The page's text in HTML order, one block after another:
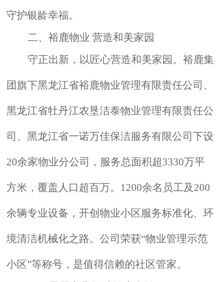
守护银龄幸福。
二、裕鹿物业 营造和美家园
守正出新，以匠心营造和美家园。裕鹿集
团旗下黑龙江省裕鹿物业管理有限责任公司、
黑龙江省牡丹江农垦洁泰物业管理有限责任公
司、黑龙江省一诺万佳保洁服务有限公司下设
20余家物业分公司，服务总面积超3330万平
方米，覆盖人口超百万。1200余名员工及200
余辆专业设备，开创物业小区服务标准化、环
境清洁机械化之路。公司荣获“物业管理示范
小区”等称号，是值得信赖的社区管家。